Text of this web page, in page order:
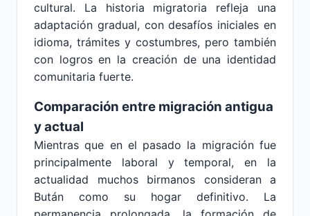
cultural. La historia migratoria refleja una
adaptación gradual, con desafíos iniciales en
idioma, trámites y costumbres, pero también
con logros en la creación de una identidad
comunitaria fuerte.
Comparación entre migración antigua
y actual
Mientras que en el pasado la migración fue
principalmente laboral y temporal, en la
actualidad muchos birmanos consideran a
Bután como su hogar definitivo. La